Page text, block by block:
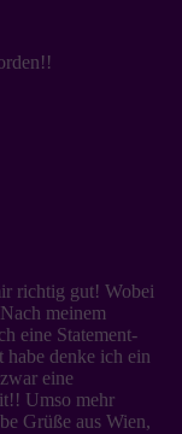
richtig gut! Wobei
meinem
eine Statement-
habe denke ich ein
eine
Umso mehr
Grüße aus Wien,